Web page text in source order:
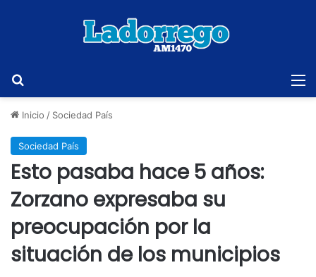
Inicio / Sociedad País
Sociedad País
Esto pasaba hace 5 años:
Zorzano expresaba su
preocupación por la
situación de los municipios